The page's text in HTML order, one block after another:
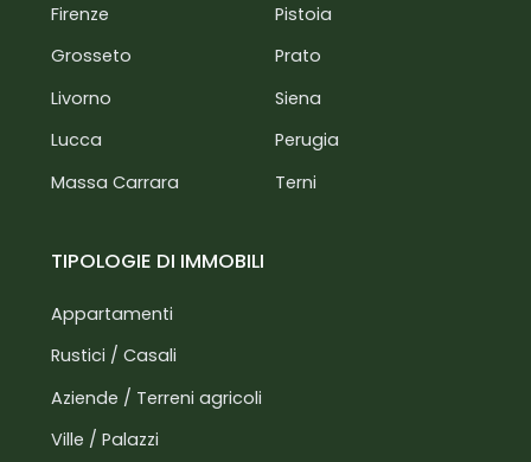
Firenze
Grosseto
Livorno
Lucca
Massa Carrara
Pistoia
Prato
Siena
Perugia
Terni
TIPOLOGIE DI IMMOBILI
Appartamenti
Rustici / Casali
Aziende / Terreni agricoli
Ville / Palazzi